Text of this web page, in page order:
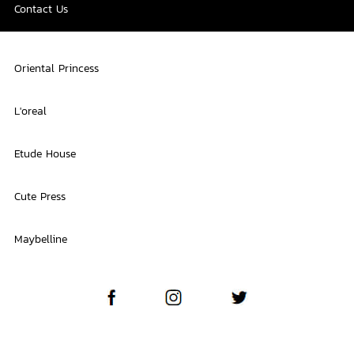
Contact Us
Oriental Princess
L'oreal
Etude House
Cute Press
Maybelline